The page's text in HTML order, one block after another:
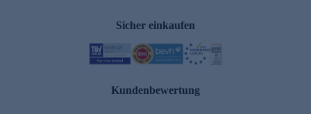
Sicher einkaufen
Kundenbewertung